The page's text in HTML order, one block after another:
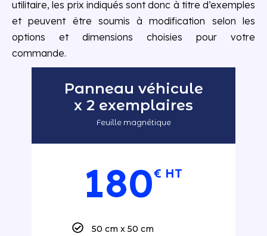
utilitaire, les prix indiqués sont donc à titre d’exemples
et peuvent être soumis à modification selon les
options et dimensions choisies pour votre
commande.
Panneau véhicule
x 2 exemplaires
Feuille magnétique
180€ HT
50 cm x 50 cm